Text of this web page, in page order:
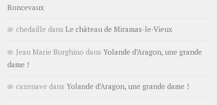
Roncevaux
chedaille dans Le château de Miramas-le-Vieux
Jean Marie Borghino dans Yolande d’Aragon, une grande
dame !
cazenave dans Yolande d’Aragon, une grande dame !